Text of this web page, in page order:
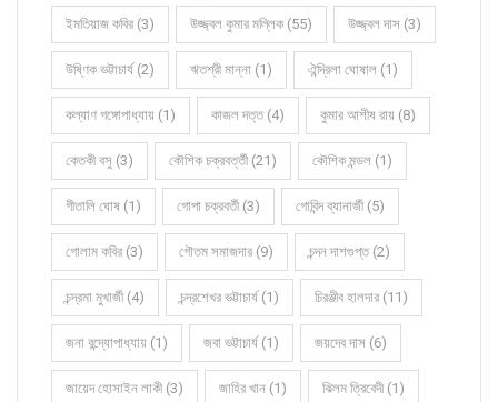
ইমতিয়াজ কবির (3) উজ্জ্বল কুমার মল্লিক (55) উজ্জ্বল দাস (3)
উষ্ণিক ভট্টাচার্য (2) ঋতশ্রী মান্না (1) ঐন্দ্রিলা ঘোষাল (1)
কল্যাণ গঙ্গোপাধ্যায় (1) কাজল দত্ত (4) কুমার আশীষ রায় (8)
কেতকী বসু (3) কৌশিক চক্রবর্ত্তী (21) কৌশিক মন্ডল (1)
গীতালি ঘোষ (1) গোপা চক্রবর্তী (3) গোবিন্দ ব্যানার্জী (5)
গোলাম কবির (3) গৌতম সমাজদার (9) চন্দন দাশগুপ্ত (2)
চন্দ্রমা মুখার্জী (4) চন্দ্রশেখর ভট্টাচার্য (1) চিরঞ্জীব হালদার (11)
জনা বন্দ্যোপাধ্যায় (1) জবা ভট্টাচার্য (1) জয়দেব দাস (6)
জায়েদ হোসাইন লাকী (3) জাহির খান (1) ঝিলম ত্রিবেদী (1)